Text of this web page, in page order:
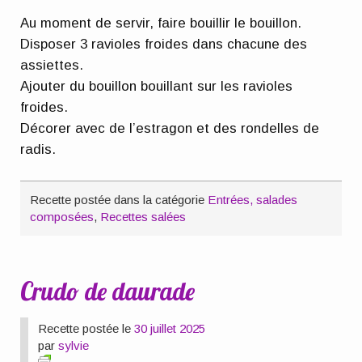
Au moment de servir, faire bouillir le bouillon.
Disposer 3 ravioles froides dans chacune des
assiettes.
Ajouter du bouillon bouillant sur les ravioles
froides.
Décorer avec de l’estragon et des rondelles de
radis.
Recette postée dans la catégorie Entrées, salades
composées, Recettes salées
Crudo de daurade
Recette postée le30 juillet 2025
parsylvie